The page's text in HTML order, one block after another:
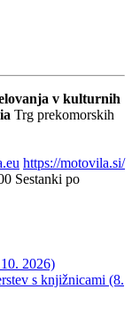
v kulturnih
Trg prekomorskih
https://motovila.si/
Sestanki po
2026)
s knjižnicami (8.